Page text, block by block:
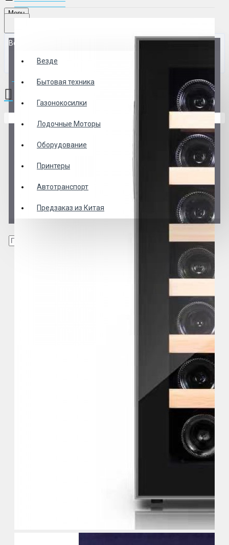
Menu
Везде
Везде
Бытовая техника
Газонокосилки
Лодочные Моторы
Оборудование
Принтеры
Автотранспорт
Предзаказ из Китая
0 товар(ов) - 0 р.